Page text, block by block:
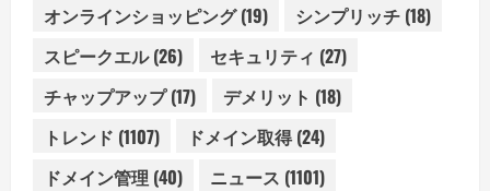
オンラインショッピング(19) シンプリッチ (18)
スピークエル(26) セキュリティ (27)
チャップアップ(17) デメリット (18)
トレンド (1107) ドメイン取得(24)
ドメイン管理 (40) ニュース (1101)